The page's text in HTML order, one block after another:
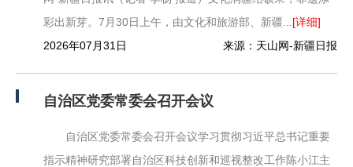
彩出新芽。7月30日上午，由文化和旅游部、新疆... [详细]
2026年07月31日
来源：天山网-新疆日报
自治区党委常委会召开会议
自治区党委常委会召开会议学习贯彻习近平总书记重要
指示精神研究部署自治区科技创新和巡视整改工作陈小江主